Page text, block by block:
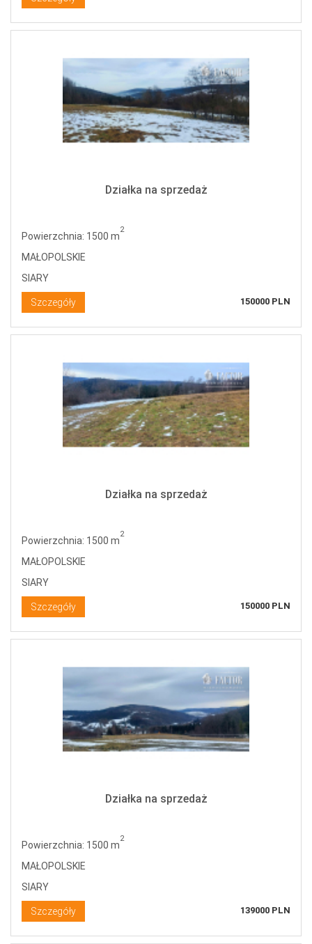
Działka na sprzedaż
Powierzchnia: 1500 m
2
MAŁOPOLSKIE
SIARY
Szczegóły 150000 PLN
Działka na sprzedaż
Powierzchnia: 1500 m
2
MAŁOPOLSKIE
SIARY
Szczegóły 150000 PLN
Działka na sprzedaż
Powierzchnia: 1500 m
2
MAŁOPOLSKIE
SIARY
Szczegóły 139000 PLN